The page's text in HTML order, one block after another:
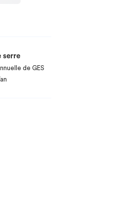
serre
de GES